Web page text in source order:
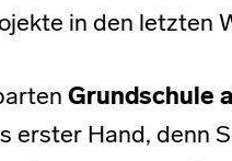
in den letzten
Grundschule
erster Hand, denn